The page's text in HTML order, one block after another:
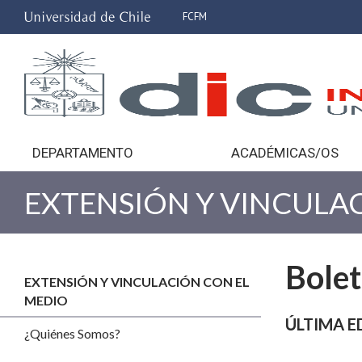
FCFM
DEPARTAMENTO ACADÉMICAS/OS
EXTENSIÓN Y
EXTENSIÓN Y VINCULACIÓN CON EL
MEDIO
¿Quiénes Somos? ÚLTIMA